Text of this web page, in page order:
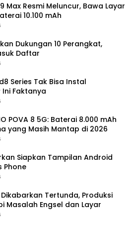
Max Resmi Meluncur, Bawa Layar
10.100 mAh
Dukungan 10 Perangkat,
Daftar
Series Tak Bisa Instal
Faktanya
POVA 8 5G: Baterai 8.000 mAh
yang Masih Mantap di 2026
Siapkan Tampilan Android
Phone
Tertunda, Produksi
Masalah Engsel dan Layar